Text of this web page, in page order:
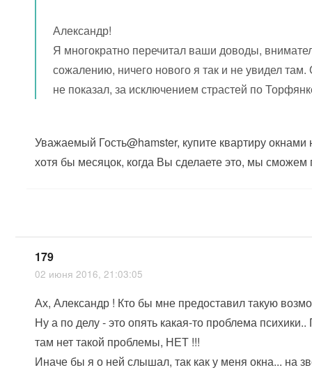
Александр!
Я многократно перечитал ваши доводы,
сожалению, ничего нового я так и не увидел
не показал, за исключением страстей по
Уважаемый Гость@hamster, купите квартиру
хотя бы месяцок, когда Вы сделаете это, мы
179
02 июня 2016, 21:03:05
Ах, Александр ! Кто бы мне предоставил такую
Ну а по делу - это опять какая-то проблема
там нет такой проблемы, НЕТ !!!
Иначе бы я о ней слышал, так как у меня окна... на